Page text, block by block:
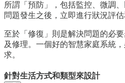
所謂「預防」，包括監控、微調
問題發生之後，立即進行狀況評估
至於「修復」則是解決問題的必
及修理。一個好的智慧家庭系統
求。
針對生活方式和類型來設計